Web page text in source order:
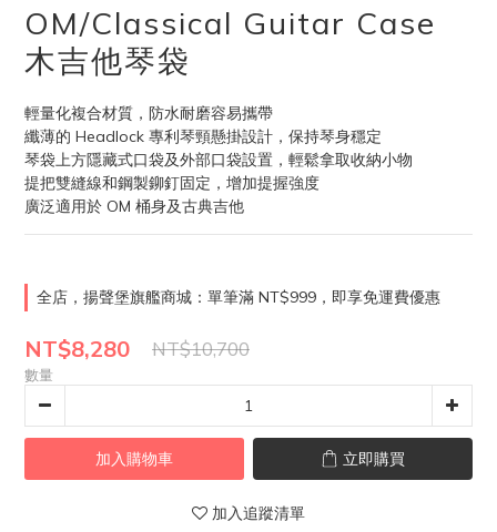
OM/Classical Guitar Case
木吉他琴袋
輕量化複合材質，防水耐磨容易攜帶
纖薄的 Headlock 專利琴頸懸掛設計，保持琴身穩定
琴袋上方隱藏式口袋及外部口袋設置，輕鬆拿取收納小物
提把雙縫線和鋼製鉚釘固定，增加提握強度
廣泛適用於 OM 桶身及古典吉他
全店，揚聲堡旗艦商城：單筆滿 NT$999，即享免運費優惠
NT$8,280 NT$10,700
數量
加入購物車 立即購買
加入追蹤清單